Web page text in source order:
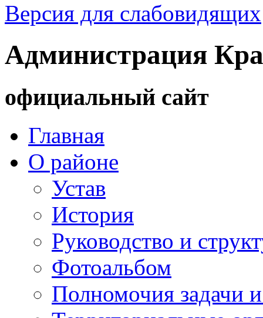
Версия для слабовидящих
Администрация
официальный сайт
Главная
О районе
Устав
История
Руководство и
Фотоальбом
Полномочия задачи